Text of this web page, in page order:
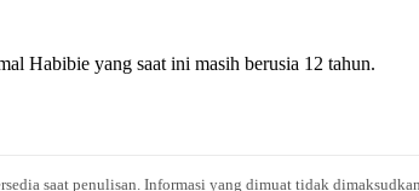
Habibie yang saat ini masih berusia 12 tahun.
saat penulisan. Informasi yang dimuat tidak